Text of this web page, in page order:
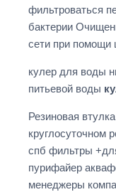
фильтроваться
бактерии
сети при помощи
кулер для воды
питьевой воды
Резиновая
круглосуточном
спб фильтры
пурифайер
менеджеры